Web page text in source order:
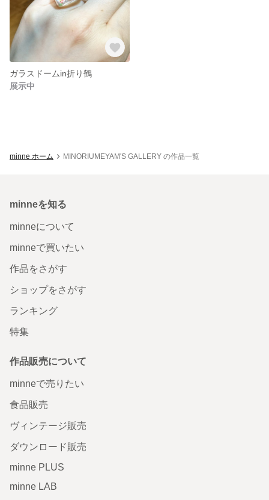
ガラスドームin折り鶴
展示中
minne ホーム MINORIUMEYAM'S GALLERY の作品一覧
minneを知る
minneについて
minneで買いたい
作品をさがす
ショップをさがす
ランキング
特集
作品販売について
minneで売りたい
食品販売
ヴィンテージ販売
ダウンロード販売
minne PLUS
minne LAB